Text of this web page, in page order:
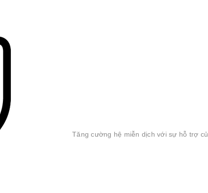
Tăng cường hệ miễn dịch với sự hỗ trợ